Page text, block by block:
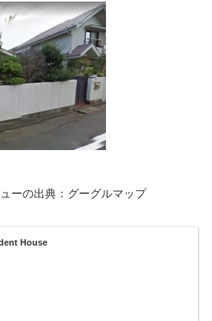
ーの出典：グーグルマップ
House